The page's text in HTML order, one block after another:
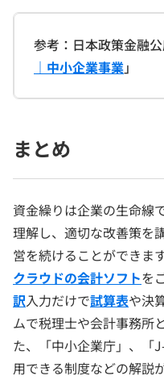
参考：日本政策金融
｜中小企業事業」
まとめ
資金繰りは企業の生命線
理解し、適切な改善策を
営を続けることができます
クラウドの会計ソフトを
訳入力だけで試算表や決
ムで税理士や会計事務所
た、「中小企業庁」、「
用できる制度などの解説